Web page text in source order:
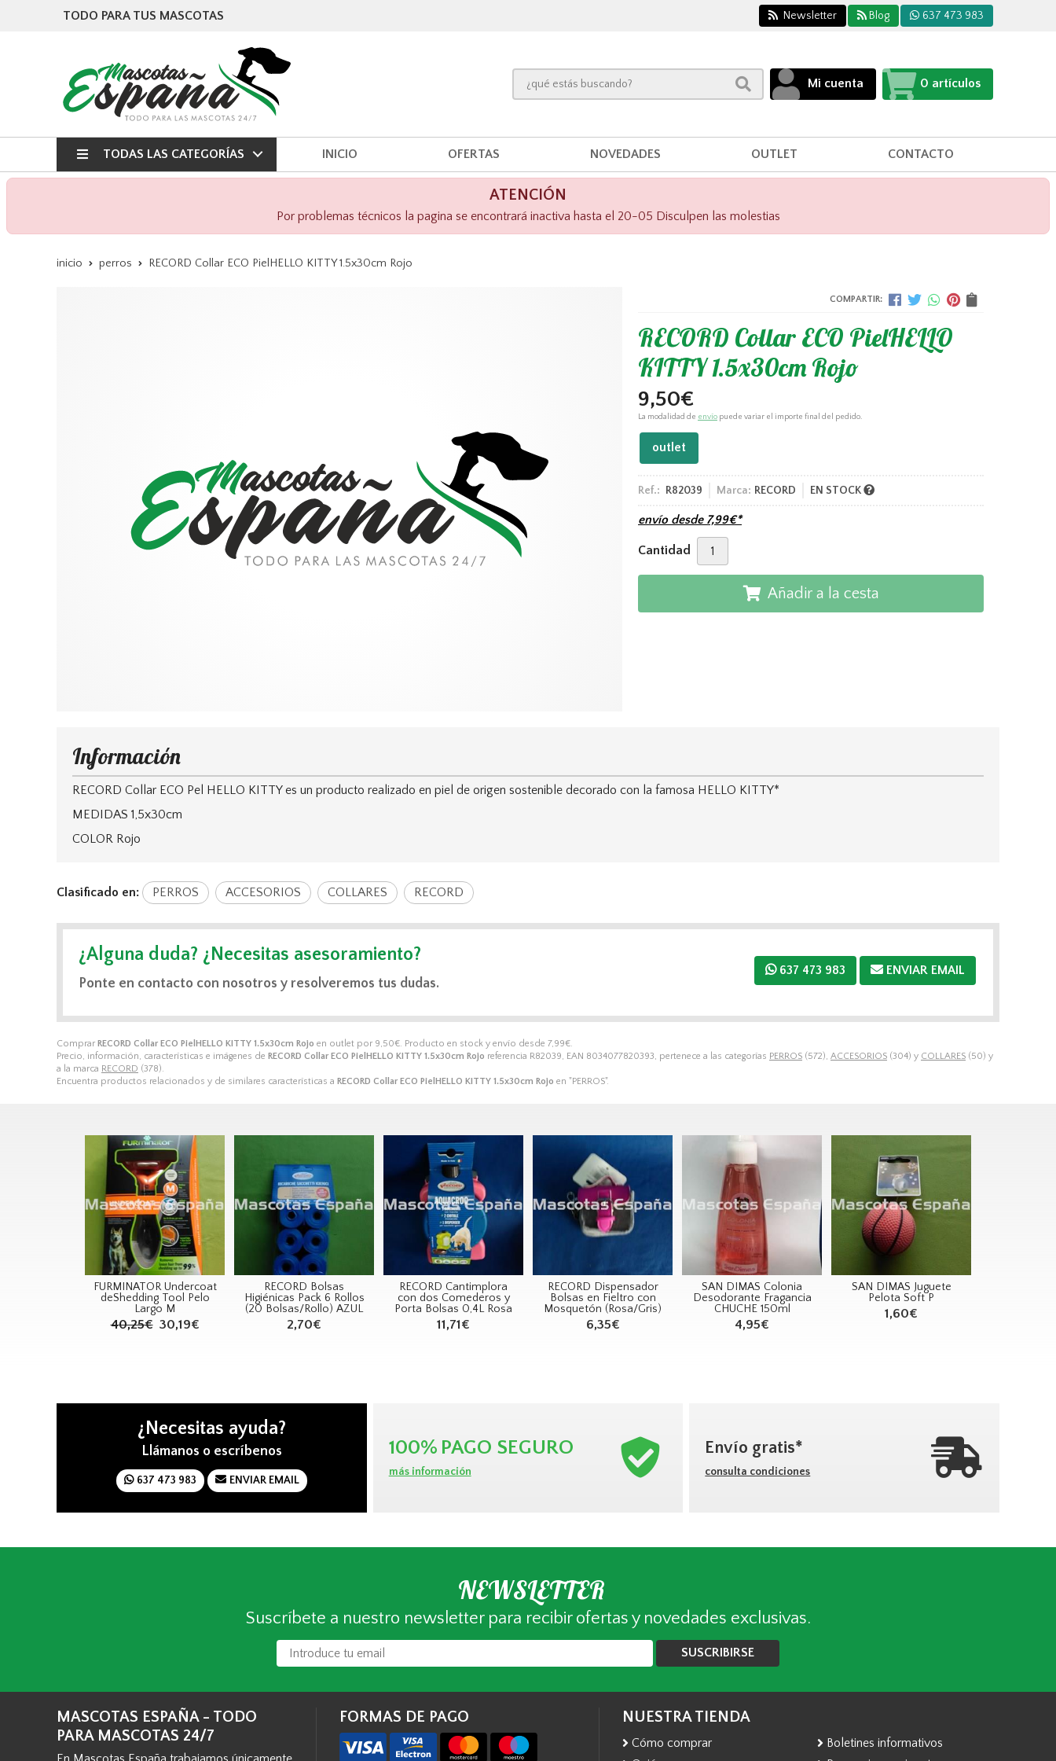
TODO PARA TUS MASCOTAS Newsletter Blog 637 473 983
Mi cuenta 0 artículos
TODAS LAS CATEGORÍAS INICIO OFERTAS NOVEDADES OUTLET CONTACTO
ATENCIÓN
Por problemas técnicos la pagina se encontrará inactiva hasta el 20-05 Disculpen las molestias
inicio perros RECORD Collar ECO PielHELLO KITTY 1.5x30cm Rojo
COMPARTIR:
RECORD Collar ECO PielHELLO
KITTY 1.5x30cm Rojo
9,50€
La modalidad de envío puede variar el importe final del pedido.
outlet
Ref.: R82039 Marca: RECORD EN STOCK
envío desde 7,99€*
Cantidad
Añadir a la cesta
Comprar RECORD Collar ECO PielHELLO KITTY 1.5x30cm Rojo en outlet por 9,50€. Producto en stock y envío desde 7,99€.
Precio, información, características e imágenes de RECORD Collar ECO PielHELLO KITTY 1.5x30cm Rojo referencia R82039, EAN 8034077820393, pertenece a las categorías PERROS (572), ACCESORIOS (304) y COLLARES (50) y
a la marca RECORD (378).
Encuentra productos relacionados y de similares características a RECORD Collar ECO PielHELLO KITTY 1.5x30cm Rojo en "PERROS".
Información
RECORD Collar ECO Pel HELLO KITTY es un producto realizado en piel de origen sostenible decorado con la famosa HELLO KITTY*
MEDIDAS 1,5x30cm
COLOR Rojo
Clasificado en: PERROS ACCESORIOS COLLARES RECORD
¿Alguna duda? ¿Necesitas asesoramiento?
Ponte en contacto con nosotros y resolveremos tus dudas.
637 473 983 ENVIAR EMAIL
FURMINATOR Undercoat
deShedding Tool Pelo
Largo M
40,25€ 30,19€
RECORD Bolsas
Higiénicas Pack 6 Rollos
(20 Bolsas/Rollo) AZUL
2,70€
RECORD Cantimplora
con dos Comederos y
Porta Bolsas 0,4L Rosa
11,71€
RECORD Dispensador
Bolsas en Fieltro con
Mosquetón (Rosa/Gris)
6,35€
SAN DIMAS Colonia
Desodorante Fragancia
CHUCHE 150ml
4,95€
SAN DIMAS Juguete
Pelota Soft P
1,60€
¿Necesitas ayuda?
Llámanos o escríbenos
637 473 983 ENVIAR EMAIL
100% PAGO SEGURO
más información
Envío gratis*
consulta condiciones
NEWSLETTER
Suscríbete a nuestro newsletter para recibir ofertas y novedades exclusivas.
SUSCRIBIRSE
MASCOTAS ESPAÑA - TODO
PARA MASCOTAS 24/7
FORMAS DE PAGO NUESTRA TIENDA
Cómo comprar
Boletines informativos